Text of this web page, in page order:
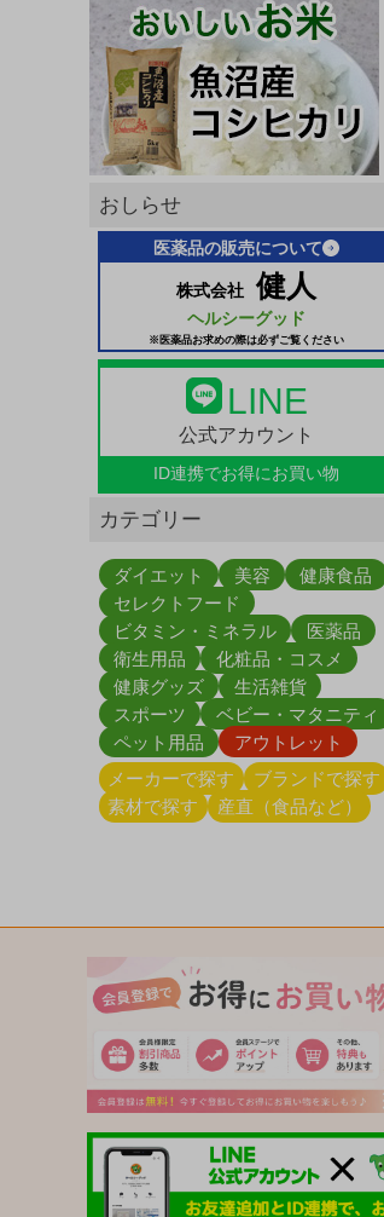
おしらせ
医薬品の販売について
株式会社 健人
ヘルシーグッド
※医薬品お求めの際は必ずご覧ください
LINE
公式アカウント
ID連携でお得にお買い物
カテゴリー
ダイエット 美容
健康食品
セレクトフード
ビタミン・ミネラル
医薬品
衛生用品
化粧品・コスメ
健康グッズ
生活雑貨
スポーツ
ベビー・マタニティ
ペット用品
アウトレット
メーカーで探す
ブランドで探す
素材で探す
産直（食品など）